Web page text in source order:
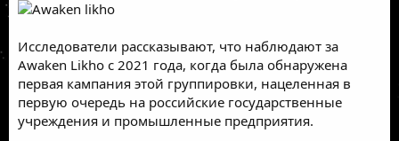
Исследователи рассказывают, что наблюдают за
Awaken Likho с 2021 года, когда была обнаружена
первая кампания этой группировки, нацеленная в
первую очередь на российские государственные
учреждения и промышленные предприятия.